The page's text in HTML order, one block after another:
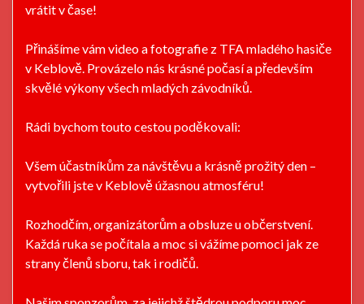
vrátit v čase!
Přinášíme vám video a fotografie z TFA mladého hasiče
v Keblově. Provázelo nás krásné počasí a především
skvělé výkony všech mladých závodníků.
Rádi bychom touto cestou poděkovali:
Všem účastníkům za návštěvu a krásně prožitý den –
vytvořili jste v Keblově úžasnou atmosféru!
Rozhodčím, organizátorům a obsluze u občerstvení.
Každá ruka se počítala a moc si vážíme pomoci jak ze
strany členů sboru, tak i rodičů.